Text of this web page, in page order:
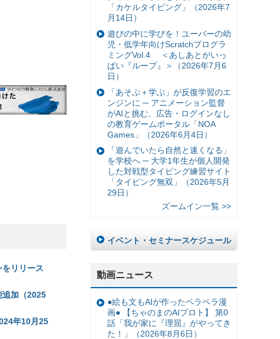
リリース
追加（2025
年10月25
「カケルタイピング」（2026年7
月14日）
遊びの中に学びを！ユーバーの幼
児・低学年向けScratchプログラ
ミングVol.4 ＜あしあとがいっ
ぱい『ループ』＞（2026年7月6
日）
「あそぶ＋学ぶ」が反復学習のエ
ンジンに ─ アニメーション監督
がAIと挑む、広告・ログインなし
の教育ゲームポータル「NOA
Games」（2026年6月4日）
「遊んでいたら自然と速くなる」
を学校へ ─ 大学1年生が個人開発
した対戦型タイピング練習サイト
「タイピング無双」（2026年5月
29日）
ズームイン一覧 >>
イベント・セミナースケジュール
動画ニュース
●絵も文もAIが作ったペラペラ漫
画● 【ちゃのまのAIプロト】 第0
話「我が家に『理屈』がやってき
た！」（2026年8月6日）